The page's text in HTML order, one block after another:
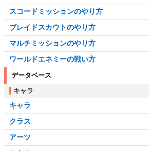
スコードミッションのやり方
ブレイドスカウトのやり方
マルチミッションのやり方
ワールドエネミーの戦い方
データベース
キャラ
キャラ
クラス
アーツ